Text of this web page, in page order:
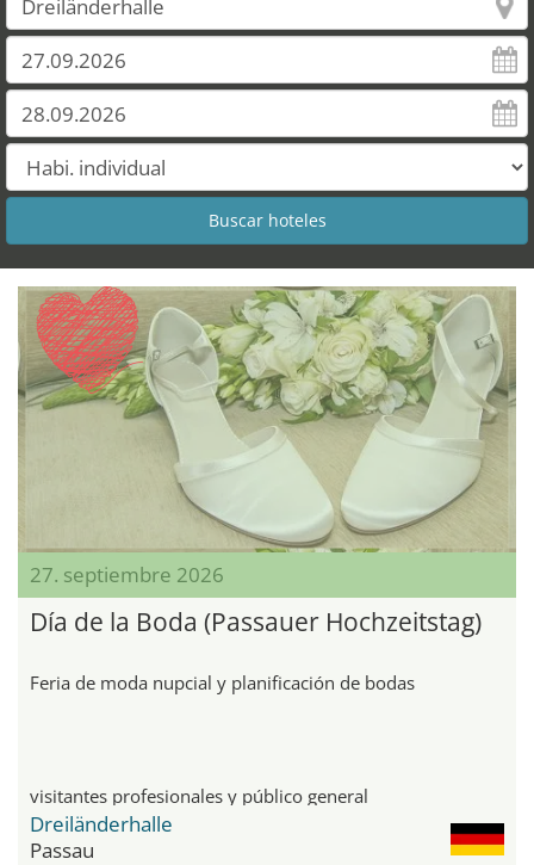
27. septiembre 2026
Día de la Boda (Passauer Hochzeitstag)
Feria de moda nupcial y planificación de bodas
visitantes profesionales y público general
Dreiländerhalle
Passau